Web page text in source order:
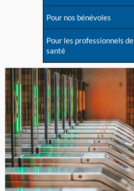
Pour nos bénévoles
Pour les professionnels de
santé